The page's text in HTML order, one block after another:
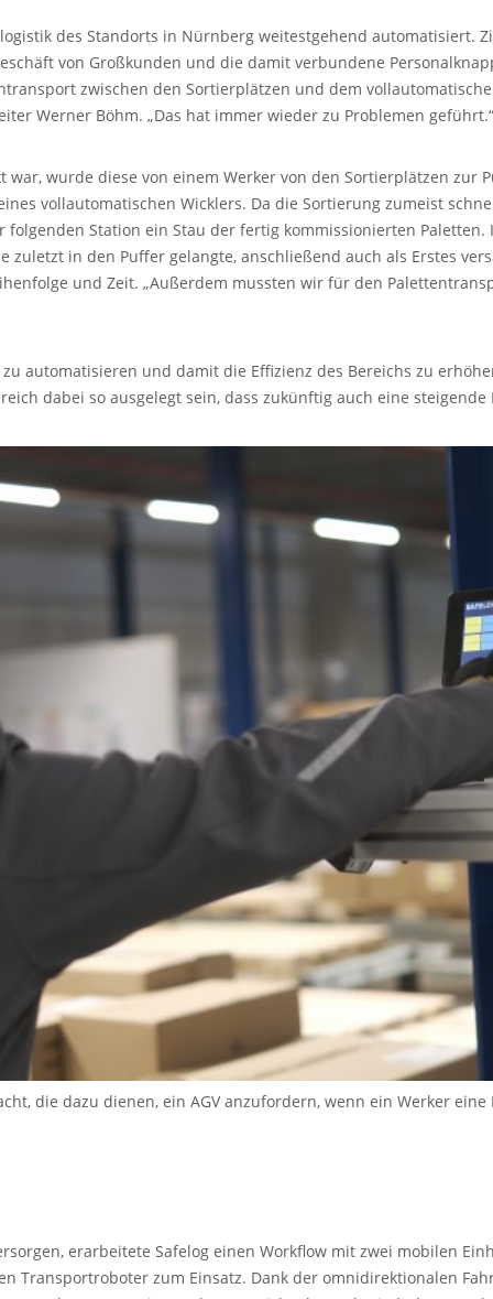
des Standorts in Nürnberg weitestgehend automatisiert.
von Großkunden und die damit verbundene
zwischen den Sortierplätzen und dem
Werner Böhm. „Das hat immer wieder zu Problemen geführt.“
war, wurde diese von einem Werker von den Sortierplätzen zur
vollautomatischen Wicklers. Da die Sortierung zumeist
Station ein Stau der fertig kommissionierten
zuletzt in den Puffer gelangte, anschließend auch als Erstes
und Zeit. „Außerdem mussten wir für den
automatisieren und damit die Effizienz des Bereichs zu
dabei so ausgelegt sein, dass zukünftig auch eine
die dazu dienen, ein AGV anzufordern, wenn ein Werker
erarbeitete Safelog einen Workflow mit zwei mobilen
Transportroboter zum Einsatz. Dank der omnidirektionalen